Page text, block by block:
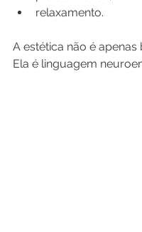
relaxamento.
A estética não é apenas
Ela é linguagem